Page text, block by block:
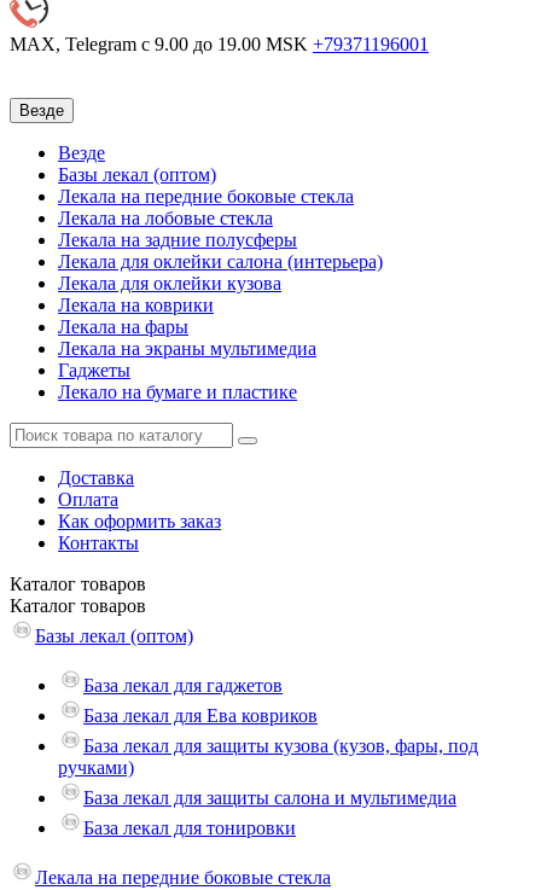
MAX, Telegram с 9.00 до 19.00 MSK +79371196001
Везде
Везде
Базы лекал (оптом)
Лекала на передние боковые стекла
Лекала на лобовые стекла
Лекала на задние полусферы
Лекала для оклейки салона (интерьера)
Лекала для оклейки кузова
Лекала на коврики
Лекала на фары
Лекала на экраны мультимедиа
Гаджеты
Лекало на бумаге и пластике
Доставка
Оплата
Как оформить заказ
Контакты
Каталог товаров
Каталог товаров
Базы лекал (оптом)
База лекал для гаджетов
База лекал для Ева ковриков
База лекал для защиты кузова (кузов, фары, под
ручками)
База лекал для защиты салона и мультимедиа
База лекал для тонировки
Лекала на передние боковые стекла